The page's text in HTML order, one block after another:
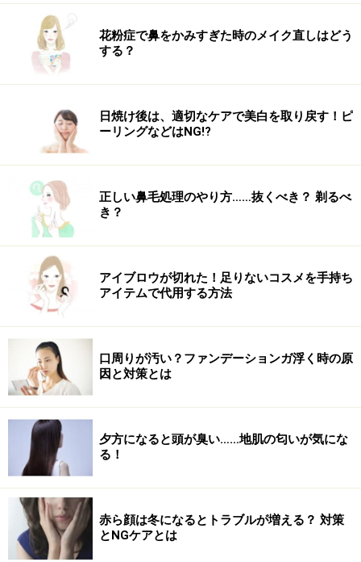
ず、良い睡眠が取れなくなってしまいます。良い睡眠は
成長ホルモンの分泌に不可欠です。朝起きたら、しっか
り太陽の光を浴びて体を目覚めさせましょう。
成長ホルモンは、睡眠中だけではなく筋トレの後にも分
泌されます。なんと、その効果は6時間も続きます。つ
燃え続けるということです。筋トレの後に有酸素運動を
行うと、その反対の順序と比較して脂肪が燃えやすいと
いうことがわかっていますが、その体の仕組みを利用す
るには、筋トレは朝行うのがベストです。筋トレで代謝
の高い状態のまま1日を過ごせば、日常生活の中の動作
でさえ脂肪燃焼が活発になります。
3. 食事は1日3回、ダラダラ食べ続けない！
成長ホルモンは、空腹の状態の時も分泌されます。ちょ
こちょこと間食を摂ったり、ダラダラいつまでも食べ続
けてお腹が常に満たされている状態では、成長ホルモン
が分泌されず脂肪燃焼も活発に行われなくなってしまい
ます。ただし、空腹の時間を長く取りすぎてしまうと、
1度の食事量が必要以上に増えてしまい血糖値が急激に
上がることで食べたものが脂肪に変わりやすくなるので
逆効果です。間食を摂らずに食事を3回しっかり食べ
る、というのが適切です。
花粉症で鼻をかみすぎた時のメイク直しはどう
する？
日焼け後は、適切なケアで美白を取り戻す！ピ
ーリングなどはNG!?
正しい鼻毛処理のやり方……抜くべき？ 剃るべ
き？
アイブロウが切れた！足りないコスメを手持ち
アイテムで代用する方法
口周りが汚い？ファンデーションガ浮く時の原
因と対策とは
夕方になると頭が臭い……地肌の匂いが気にな
る！
赤ら顔は冬になるとトラブルが増える？ 対策
とNGケアとは